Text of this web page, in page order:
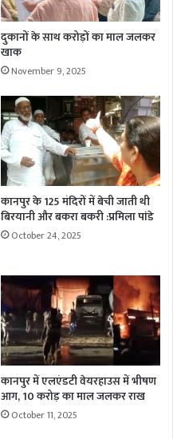
दुकानों के साथ करोड़ों का माल जलकर
खाक
November 9, 2025
कानपुर के 125 मंदिरों में बेची जाती थी
बिरयानी और बकरा बकरी :प्रमिला पांडे
October 24, 2025
कानपुर में एलएंडटी वेयरहाउस में भीषण
आग, 10 करोड़ का माल जलकर राख
October 11, 2025